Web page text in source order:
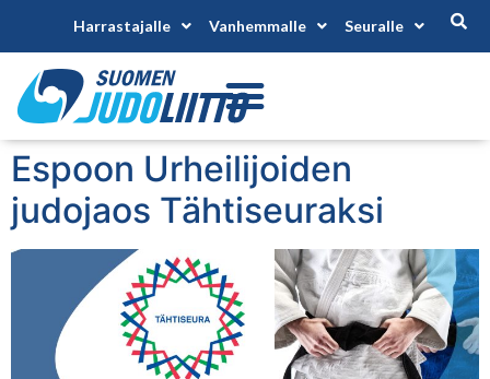
Harrastajalle Vanhemmalle Seuralle
Espoon Urheilijoiden
judojaos Tähtiseuraksi